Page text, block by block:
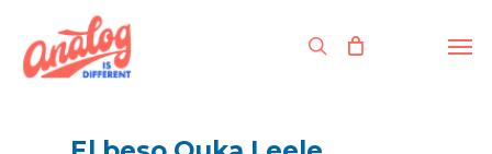
main
content
search